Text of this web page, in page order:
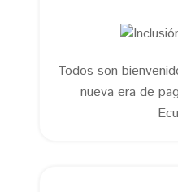
Todos son
nueva era de